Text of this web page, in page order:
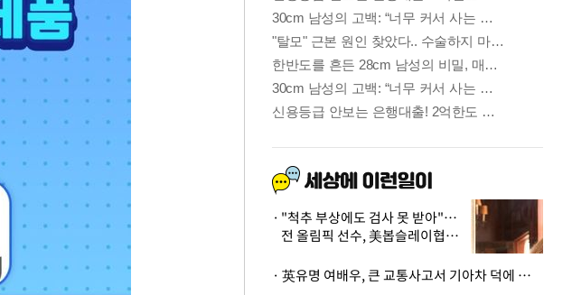
"척추 부상에도 검사 못 받아"…
전 올림픽 선수, 美봅슬레이협회
· 英유명 여배우, 큰 교통사고서 기아차 덕에 살았다